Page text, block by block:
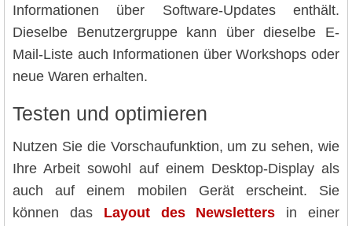
Informationen über Software-Updates enthält.
Dieselbe Benutzergruppe kann über dieselbe E-
Mail-Liste auch Informationen über Workshops oder
neue Waren erhalten.
Testen und optimieren
Nutzen Sie die Vorschaufunktion, um zu sehen, wie
Ihre Arbeit sowohl auf einem Desktop-Display als
auch auf einem mobilen Gerät erscheint. Sie
können das Layout des Newsletters in einer